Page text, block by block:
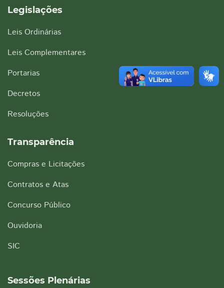
Legislações
Leis Ordinárias
Leis Complementares
Portarias
Decretos
Resoluções
Transparência
Compras e Licitações
Contratos e Atas
Concurso Público
Ouvidoria
SIC
Sessões Plenárias